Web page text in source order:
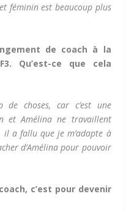
féminin est beaucoup plus
de coach à la
Qu’est-ce que cela
de choses, car c’est une
et Amélina ne travaillent
il a fallu que je m’adapte à
d’Amélina pour pouvoir
c’est pour devenir